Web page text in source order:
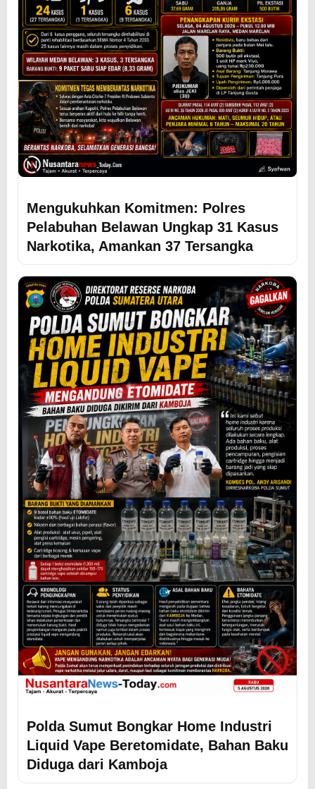
Mengukuhkan Komitmen: Polres
Pelabuhan Belawan Ungkap 31 Kasus
Narkotika, Amankan 37 Tersangka
Polda Sumut Bongkar Home Industri
Liquid Vape Beretomidate, Bahan Baku
Diduga dari Kamboja